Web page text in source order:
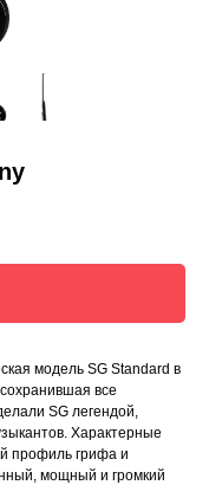
модель SG Standard в
все
SG легендой,
Характерные
профиль грифа и
мощный и громкий